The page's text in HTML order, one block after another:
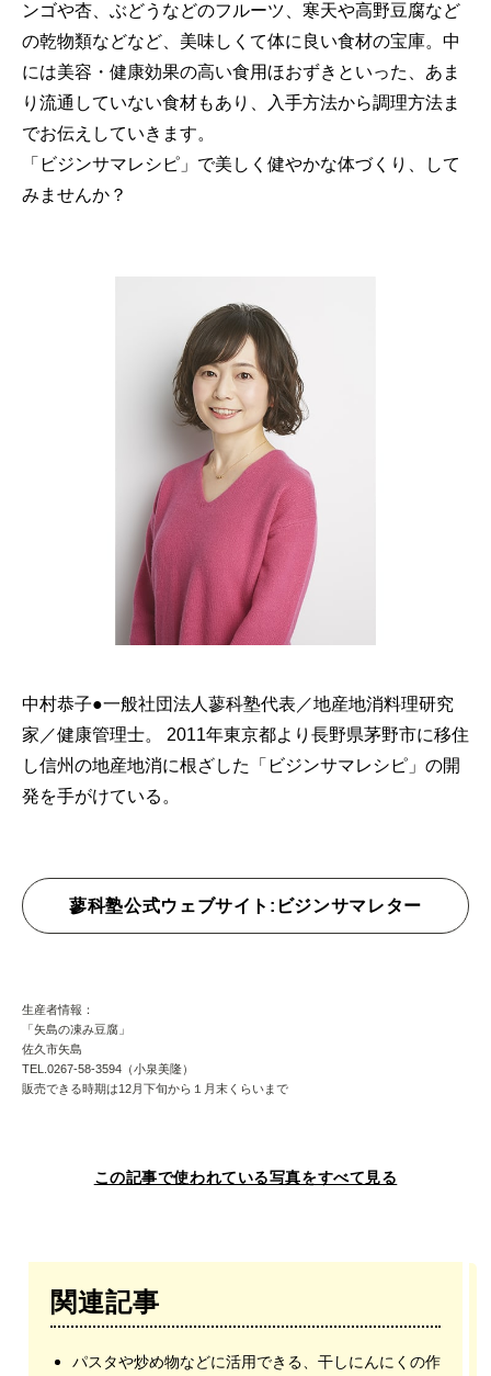
ンゴや杏、ぶどうなどのフルーツ、寒天や高野豆腐など
の乾物類などなど、美味しくて体に良い食材の宝庫。中
には美容・健康効果の高い食用ほおずきといった、あま
り流通していない食材もあり、入手方法から調理方法ま
でお伝えしていきます。
「ビジンサマレシピ」で美しく健やかな体づくり、して
みませんか？
中村恭子●一般社団法人蓼科塾代表／地産地消料理研究
家／健康管理士。 2011年東京都より長野県茅野市に移住
し信州の地産地消に根ざした「ビジンサマレシピ」の開
発を手がけている。
蓼科塾公式ウェブサイト:ビジンサマレター
生産者情報：
「矢島の凍み豆腐」
佐久市矢島
TEL.0267-58-3594（小泉美隆）
販売できる時期は12月下旬から１月末くらいまで
この記事で使われている写真をすべて見る
関連記事
パスタや炒め物などに活用できる、干しにんにくの作